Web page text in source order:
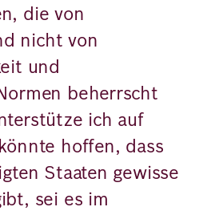
die von
nicht von
und
beherrscht
ich auf
hoffen, dass
Staaten gewisse
sei es im